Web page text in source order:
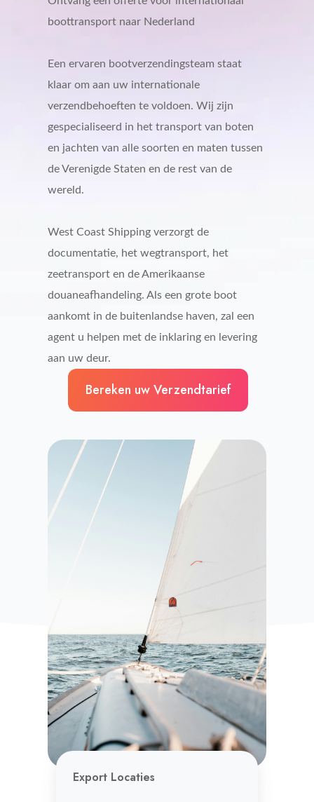
boottransport naar Nederland
Een ervaren bootverzendingsteam staat
klaar om aan uw internationale
verzendbehoeften te voldoen. Wij zijn
gespecialiseerd in het transport van boten
en jachten van alle soorten en maten tussen
de Verenigde Staten en de rest van de
wereld.
West Coast Shipping verzorgt de
documentatie, het wegtransport, het
zeetransport en de Amerikaanse
douaneafhandeling. Als een grote boot
aankomt in de buitenlandse haven, zal een
agent u helpen met de inklaring en levering
aan uw deur.
Bereken uw Verzendtarief
Export Locaties